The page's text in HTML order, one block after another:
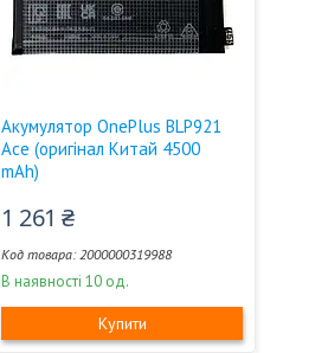
Акумулятор OnePlus BLP921
Ace (оригінал Китай 4500
mAh)
1 261 ₴
2000000319988
В наявності 10 од.
Купити